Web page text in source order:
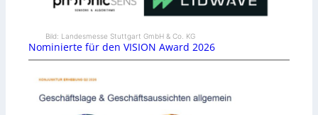
Bild: Landesmesse Stuttgart GmbH & Co. KG
Nominierte für den VISION Award 2026